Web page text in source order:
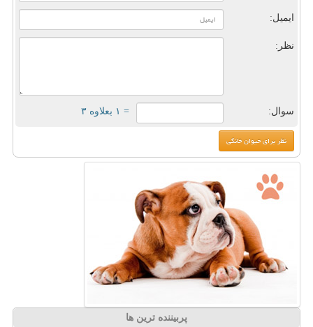
ایمیل:
نظر:
سوال: = ۱ بعلاوه ۳
پربیننده ترین ها